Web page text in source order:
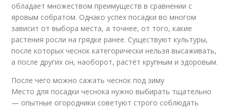
обладает множеством преимуществ в сравнении с
яровым собратом. Однако успех посадки во многом
зависит от выбора места, а точнее, от того, какие
растения росли на грядке ранее. Существуют культуры,
после которых чеснок категорически нельзя высаживать,
а после других он, наоборот, растёт крупным и здоровым.
После чего можно сажать чеснок под зиму
Место для посадки чеснока нужно выбирать тщательно
— опытные огородники советуют строго соблюдать